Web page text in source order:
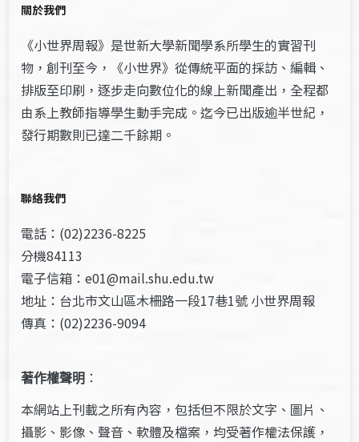
關於我們
《小世界周報》是世新大學新聞學系所學生的實習刊
物，創刊至今，《小世界》從傳統平面的採訪、編輯、
排版至印刷，逐步走向數位化的線上新聞產出，全程都
由系上教師指導學生動手完成。迄今已出版逾半世紀，
發行期數則已達二千餘期。
聯絡我們
電話：(02)2236-8225
分機84113
電子信箱：e01@mail.shu.edu.tw
地址：台北市文山區木柵路一段17巷1號 小世界周報
傳真：(02)2236-9094
著作權聲明 ：
本網站上刊載之所有內容，包括但不限於文字、圖片、
攝影、影像、聲音、軟體及檔案，均受著作權法保護，